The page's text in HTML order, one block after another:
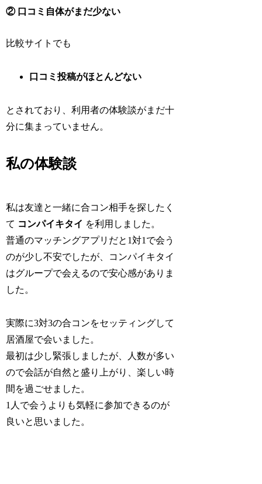
② 口コミ自体がまだ少ない
比較サイトでも
口コミ投稿がほとんどない
とされており、利用者の体験談がまだ十
分に集まっていません。
私の体験談
私は友達と一緒に合コン相手を探したく
て コンパイキタイ を利用しました。
普通のマッチングアプリだと1対1で会う
のが少し不安でしたが、コンパイキタイ
はグループで会えるので安心感がありま
した。
実際に3対3の合コンをセッティングして
居酒屋で会いました。
最初は少し緊張しましたが、人数が多い
ので会話が自然と盛り上がり、楽しい時
間を過ごせました。
1人で会うよりも気軽に参加できるのが
良いと思いました。